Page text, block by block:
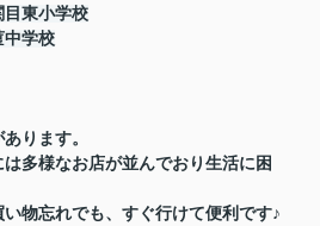
目東小学校
中学校
ります。
多様なお店が並んでおり生活に困
物忘れでも、すぐ行けて便利です♪